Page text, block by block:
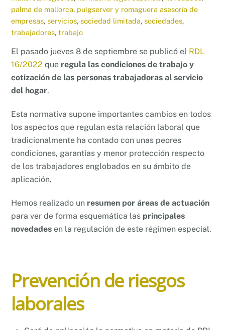
palma de mallorca, puigserver y romaguera asesoría de
empresas,servicios,sociedad limitada,sociedades,
trabajadores,trabajo
El pasado jueves 8 de septiembre se publicó el RDL
16/2022 que regula las condiciones de trabajo y
cotización de las personas trabajadoras al servicio
del hogar.
Esta normativa supone importantes cambios en todos
los aspectos que regulan esta relación laboral que
tradicionalmente ha contado con unas peores
condiciones, garantías y menor protección respecto
de los trabajadores englobados en su ámbito de
aplicación.
Hemos realizado un resumen por áreas de actuación
para ver de forma esquemática las principales
novedades en la regulación de este régimen especial.
Prevención de riesgos
laborales